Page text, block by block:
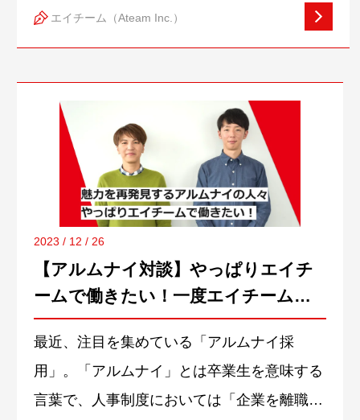
当社が株式会社シェアードリサーチに依頼し
ご理解を深めていただき、投資判断のご参考
としていただけるものと考えております。公
開開始日：2024年1月11日公開URL：
https://sharedresearch.jp/ja/companies/3662※
英語版については、2024年1月中に公開予定
です。続きをみる
エイチーム（Ateam Inc.）
2023 / 12 / 26
【アルムナイ対談】やっぱりエイチ
ームで働きたい！一度エイチームを
離れた後、復職した社員が再発見した
エイチームの魅力とは？
最近、注目を集めている「アルムナイ採
用」。「アルムナイ」とは卒業生を意味する
言葉で、人事制度においては「企業を離職・